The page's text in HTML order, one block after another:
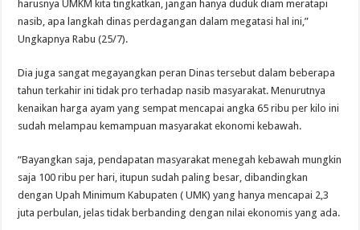
harusnya UMKM kita tingkatkan, jangan hanya duduk diam meratapi
nasib, apa langkah dinas perdagangan dalam megatasi hal ini,”
Ungkapnya Rabu (25/7).
Dia juga sangat megayangkan peran Dinas tersebut dalam beberapa
tahun terkahir ini tidak pro terhadap nasib masyarakat. Menurutnya
kenaikan harga ayam yang sempat mencapai angka 65 ribu per kilo ini
sudah melampau kemampuan masyarakat ekonomi kebawah.
“Bayangkan saja, pendapatan masyarakat menegah kebawah mungkin
saja 100 ribu per hari, itupun sudah paling besar, dibandingkan
dengan Upah Minimum Kabupaten ( UMK) yang hanya mencapai 2,3
juta perbulan, jelas tidak berbanding dengan nilai ekonomis yang ada.